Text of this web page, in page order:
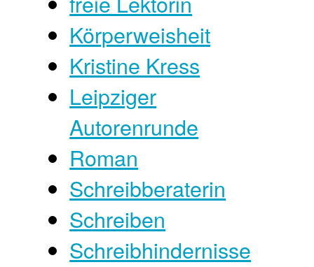
Körperweisheit
Kristine Kress
Leipziger
Autorenrunde
Roman
Schreibberaterin
Schreiben
Schreibhindernisse